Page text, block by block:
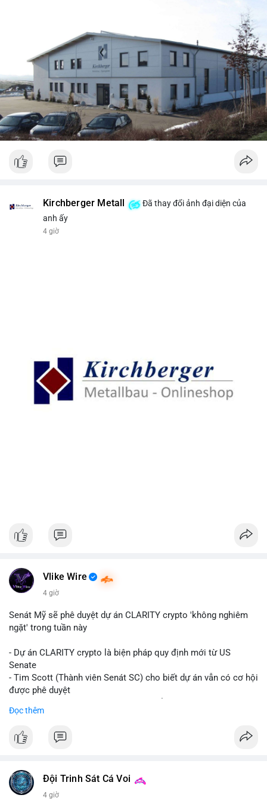
Kirchberger Metall
Đã thay đổi ảnh đại diện của
anh ấy
4 giờ
Vlike Wire
4 giờ
Senát Mỹ sẽ phê duyệt dự án CLARITY crypto 'không nghiêm
ngặt' trong tuần này
- Dự án CLARITY crypto là biện pháp quy định mới từ US
Senate
- Tim Scott (Thành viên Senát SC) cho biết dự án vẫn có cơ hội
được phê duyệt
trình
#vlikevn #titanbot
Đọc thêm
Đội Trinh Sát Cá Voi
4 giờ